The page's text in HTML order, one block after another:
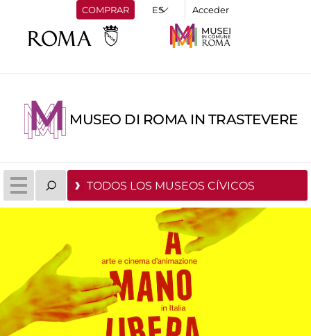
COMPRAR Acceder
MUSEO DI ROMA IN TRASTEVERE
TODOS LOS MUSEOS CÍVICOS